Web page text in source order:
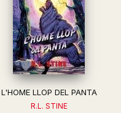
L'HOME LLOP DEL PANTA
R.L. STINE